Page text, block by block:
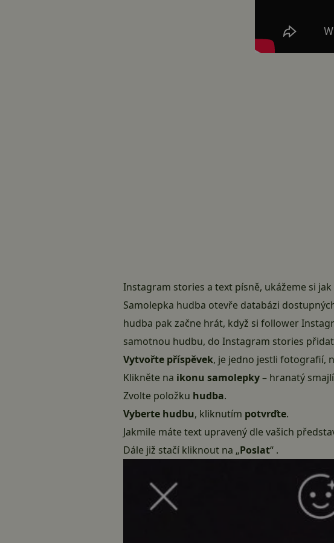
Instagram stories a text písně, ukážeme si jak
Samolepka hudba otevře databázi
hudba pak začne hrát, když si follower
samotnou hudbu, do Instagram stories
Vytvořte příspěvek, je jedno jestli fotografií,
Klikněte na ikonu samolepky– hranatý
Zvolte položku hudba.
Vyberte hudbu, kliknutím potvrďte.
Jakmile máte text upravený dle vašich
Dále již stačí kliknout na „Poslat“ .